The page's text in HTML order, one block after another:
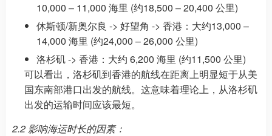
10,000 – 11,000 海里 (约18,500 – 20,400 公里)
休斯顿/新奥尔良 -> 好望角 -> 香港：大约13,000 –
14,000 海里 (约24,000 – 26,000 公里)
洛杉矶 -> 香港：大约 6,200 海里 (约11,500 公里)
可以看出，洛杉矶到香港的航线在距离上明显短于从美
国东南部港口出发的航线。这意味着理论上，从洛杉矶
出发的运输时间应该最短。
2.2 影响海运时长的因素：